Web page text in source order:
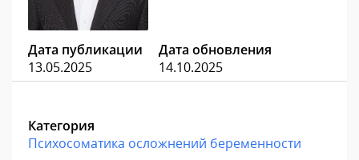
Дата публикации
13.05.2025
Дата обновления
14.10.2025
Категория
Психосоматика осложнений беременности